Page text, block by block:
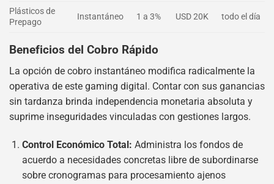
Plásticos de
Prepago
Instantáneo 1 a 3% USD 20K todo el día
Beneficios del Cobro Rápido
La opción de cobro instantáneo modifica radicalmente la
operativa de este gaming digital. Contar con sus ganancias
sin tardanza brinda independencia monetaria absoluta y
suprime inseguridades vinculadas con gestiones largos.
Control Económico Total: Administra los fondos de
acuerdo a necesidades concretas libre de subordinarse
sobre cronogramas para procesamiento ajenos